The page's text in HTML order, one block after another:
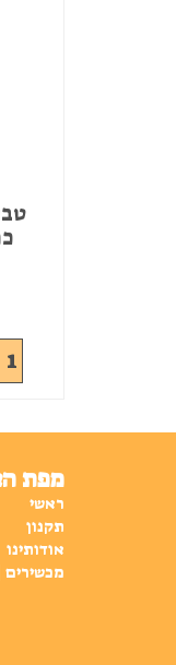
מפת
ראשי
תקנון
אודותינו
מכשירים